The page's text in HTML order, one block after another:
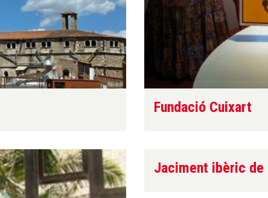
Fundació Cuixart
Jaciment ibèric de